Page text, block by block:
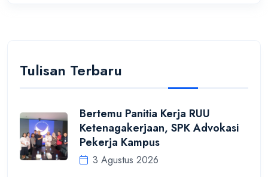
Tulisan Terbaru
Bertemu Panitia Kerja RUU
Ketenagakerjaan, SPK Advokasi
Pekerja Kampus
3 Agustus 2026